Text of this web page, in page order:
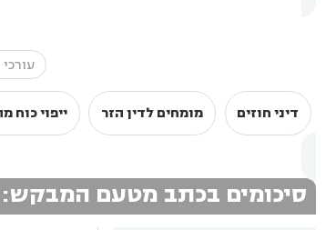
דיני חוזים מומחים לדין הזר ייפוי כוח
סיכומים בכתב מטעם